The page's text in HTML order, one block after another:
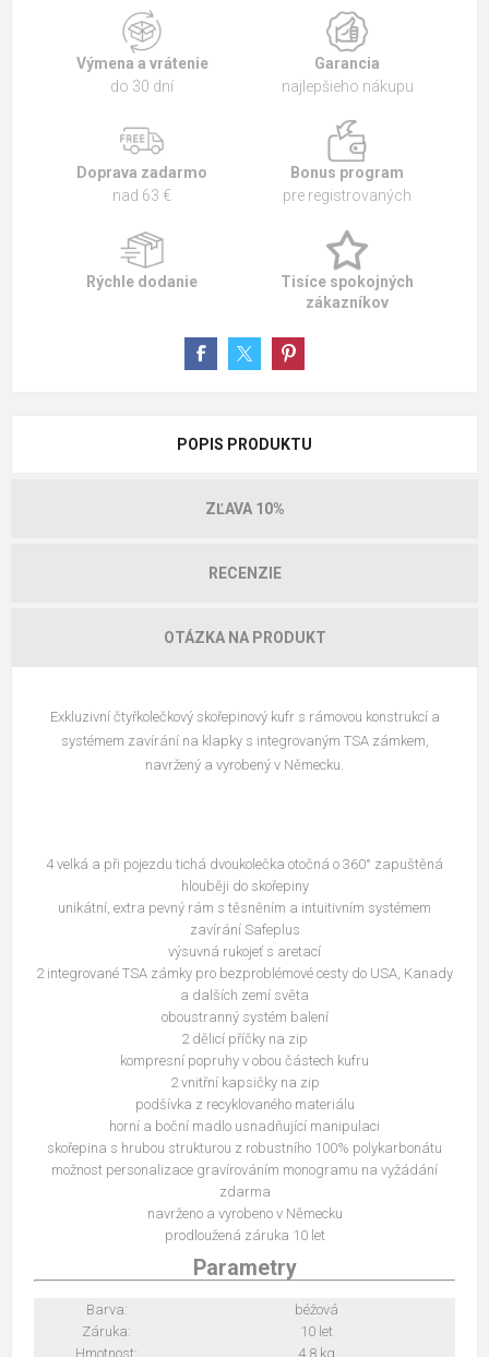
Výmena a vrátenie
do 30 dní
Garancia
najlepšieho nákupu
Doprava zadarmo
nad 63 €
Bonus program
pre registrovaných
Rýchle dodanie
Tisíce spokojných
zákazníkov
POPIS PRODUKTU
ZĽAVA 10%
RECENZIE
OTÁZKA NA PRODUKT
Exkluzivní čtyřkolečkový skořepinový kufr s rámovou konstrukcí a
systémem zavírání na klapky s integrovaným TSA zámkem,
navržený a vyrobený v Německu.
4 velká a při pojezdu tichá dvoukolečka otočná o 360° zapuštěná
hlouběji do skořepiny
unikátní, extra pevný rám s těsněním a intuitivním systémem
zavírání Safeplus
výsuvná rukojeť s aretací
2 integrované TSA zámky pro bezproblémové cesty do USA, Kanady
a dalších zemí světa
oboustranný systém balení
2 dělicí příčky na zip
kompresní popruhy v obou částech kufru
2 vnitřní kapsičky na zip
podšívka z recyklovaného materiálu
horní a boční madlo usnadňující manipulaci
skořepina s hrubou strukturou z robustního 100% polykarbonátu
možnost personalizace gravírováním monogramu na vyžádání
zdarma
navrženo a vyrobeno v Německu
prodloužená záruka 10 let
Parametry
Barva:
béžová
Záruka:
10 let
Hmotnost:
4,8 kg